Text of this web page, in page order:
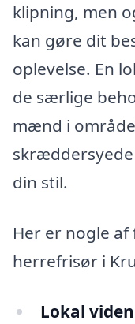
klipning, men
kan gøre dit
oplevelse. En
de særlige
mænd i
din stil.
Her er nogle
herrefrisør i
Lokal